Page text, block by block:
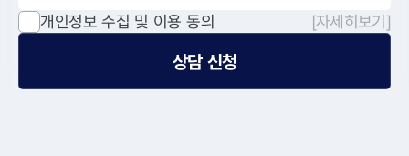
개인정보 수집 및 이용 동의 [자세히보기]
상담 신청